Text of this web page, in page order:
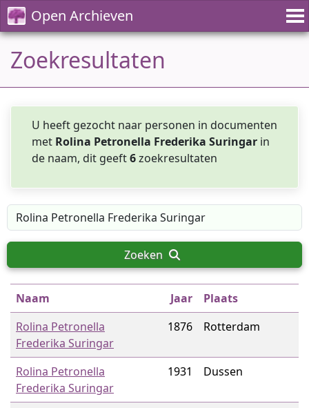
Open Archieven
Zoekresultaten
U heeft gezocht naar personen in documenten
met Rolina Petronella Frederika Suringar in
de naam, dit geeft6zoekresultaten
Zoeken
Naam Jaar
Plaats
Rolina Petronella
Frederika Suringar
1876 Rotterdam
Rolina Petronella
Frederika Suringar
1931 Dussen